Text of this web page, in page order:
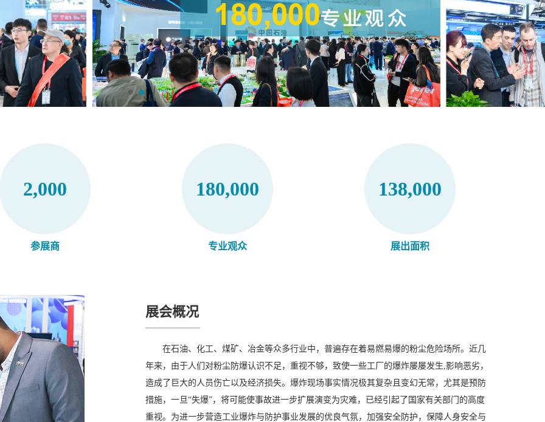
2,000
参展商
180,000
专业观众
138,000
展出面积
展会概况
在石油、化工、煤矿、冶金等众多行业中，普遍存在着易燃易爆的粉尘危险场所。近几
年来，由于人们对粉尘防爆认识不足，重视不够，致使一些工厂的爆炸屡屡发生,影响恶劣，
造成了巨大的人员伤亡以及经济损失。爆炸现场事实情况极其复杂且变幻无常，尤其是预防
措施，一旦“失爆”，将可能使事故进一步扩展演变为灾难，已经引起了国家有关部门的高度
重视。为进一步营造工业爆炸与防护事业发展的优良气氛，加强安全防护，保障人身安全与